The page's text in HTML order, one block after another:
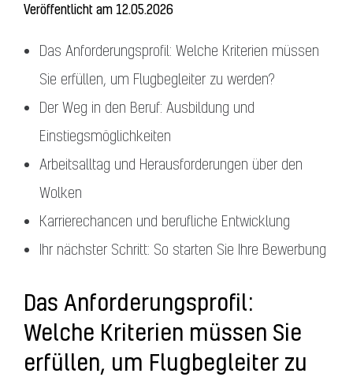
Veröffentlicht am 12.05.2026
Das Anforderungsprofil: Welche Kriterien müssen
Sie erfüllen, um Flugbegleiter zu werden?
Der Weg in den Beruf: Ausbildung und
Einstiegsmöglichkeiten
Arbeitsalltag und Herausforderungen über den
Wolken
Karrierechancen und berufliche Entwicklung
Ihr nächster Schritt: So starten Sie Ihre Bewerbung
Das Anforderungsprofil:
Welche Kriterien müssen Sie
erfüllen, um Flugbegleiter zu